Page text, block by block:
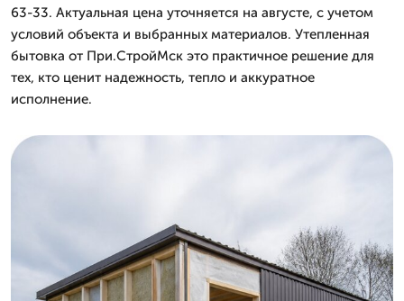
63-33. Актуальная цена уточняется на августе, с учетом
условий объекта и выбранных материалов. Утепленная
бытовка от При.СтройМск это практичное решение для
тех, кто ценит надежность, тепло и аккуратное
исполнение.